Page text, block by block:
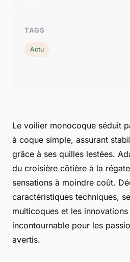
Le voilier monocoque séduit
à coque simple, assurant
grâce à ses quilles lestées.
du croisière côtière à la
sensations à moindre coût.
caractéristiques techniques,
multicoques et les
incontournable pour les
avertis.
TAGS
Actu